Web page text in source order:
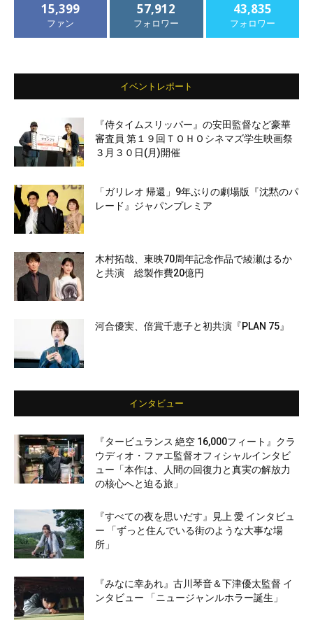
15,399
ファン
57,912
フォロワー
43,835
フォロワー
イベントレポート
『侍タイムスリッパー』の安田監督など豪華
審査員 第１９回ＴＯＨＯシネマズ学生映画祭
３月３０日(月)開催
「ガリレオ 帰還」9年ぶりの劇場版『沈黙のパ
レード』ジャパンプレミア
木村拓哉、東映70周年記念作品で綾瀬はるか
と共演 総製作費20億円
河合優実、倍賞千恵子と初共演『PLAN 75』
インタビュー
『タービュランス 絶空 16,000フィート』クラ
ウディオ・ファエ監督オフィシャルインタビ
ュー「本作は、人間の回復力と真実の解放力
の核心へと迫る旅」
『すべての夜を思いだす』見上 愛 インタビュ
ー 「ずっと住んでいる街のような大事な場
所」
『みなに幸あれ』古川琴音＆下津優太監督 イ
ンタビュー 「ニュージャンルホラー誕生」